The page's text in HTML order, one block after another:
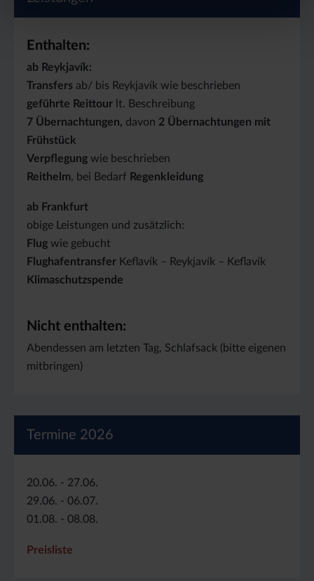
Enthalten:
ab Reykjavík:
Transfers ab/ bis Reykjavík wie beschrieben
geführte Reittourlt. Beschreibung
7 Übernachtungen, davon 2 Übernachtungen mit
Frühstück
Verpflegung wie beschrieben
Reithelm, bei Bedarf Regenkleidung
ab Frankfurt
obige Leistungen und zusätzlich:
Flug wie gebucht
Flughafentransfer Keflavík – Reykjavík – Keflavík
Klimaschutzspende
Nicht enthalten:
Abendessen am letzten Tag, Schlafsack (bitte eigenen
mitbringen)
Termine 2026
20.06. - 27.06.
29.06. - 06.07.
01.08. - 08.08.
Preisliste